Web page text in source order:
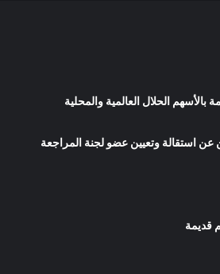
بالأسهم الحلال العالمية والمحلية
عن استقالة وتعيين عضو لجنة المراجعة
قديمة